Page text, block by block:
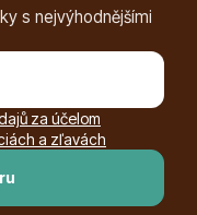
s nejvýhodnějšími
za účelom
a zľavách